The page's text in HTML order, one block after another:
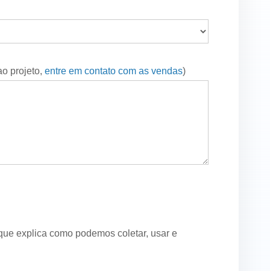
projeto, entre em contato com as vendas)
explica como podemos coletar, usar e